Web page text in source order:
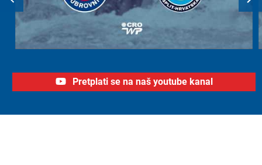
Pretplati se na naš youtube kanal